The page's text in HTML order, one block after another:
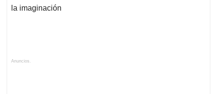
la imaginación
Anuncios.